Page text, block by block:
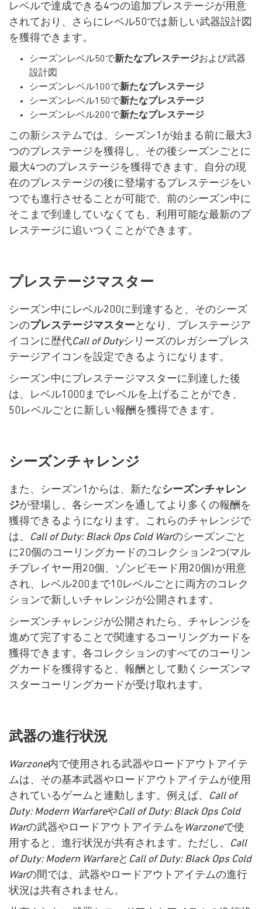
レベルで達成できる4つの追加プレステージが用意
されており、さらにレベル50では新しい武器設計図
を獲得できます。
シーズンレベル50で新たなプレステージおよび武器
設計図
シーズンレベル100で新たなプレステージ
シーズンレベル150で新たなプレステージ
シーズンレベル200で新たなプレステージ
この新システムでは、シーズン1が始まる前に最大3
つのプレステージを獲得し、その後シーズンごとに
最大4つのプレステージを獲得できます。自分の現
在のプレステージの後に登場するプレステージをい
つでも進行させることが可能で、前のシーズン中に
そこまで到達していなくても、利用可能な最新のプ
レステージに追いつくことができます。
プレステージマスター
シーズン中にレベル200に到達すると、そのシーズ
ンのプレステージマスターとなり、プレステージア
イコンに歴代Call of Dutyシリーズのレガシープレス
テージアイコンを設定できるようになります。
シーズン中にプレステージマスターに到達した後
は、レベル1000までレベルを上げることができ、
50レベルごとに新しい報酬を獲得できます。
シーズンチャレンジ
また、シーズン1からは、新たなシーズンチャレン
ジが登場し、各シーズンを通してより多くの報酬を
獲得できるようになります。これらのチャレンジで
は、
Call of Duty: Black Ops Cold Warのシーズンごと
に20個のコーリングカードのコレクション2つ(マル
チプレイヤー用20個、ゾンビモード用20個)が用意
され、レベル200まで10レベルごとに両方のコレク
ションで新しいチャレンジが公開されます。
シーズンチャレンジが公開されたら、チャレンジを
進めて完了することで関連するコーリングカードを
獲得できます。各コレクションのすべてのコーリン
グカードを獲得すると、報酬として動くシーズンマ
スターコーリングカードが受け取れます。
武器の進行状況
Warzone内で使用される武器やロードアウトアイテ
ムは、その基本武器やロードアウトアイテムが使用
されているゲームと連動します。例えば、
Call of
Duty: Modern WarfareやCall of Duty: Black Ops Cold
Warの武器やロードアウトアイテムを Warzoneで使
用すると、進行状況が共有されます。ただし、
Call
of Duty: Modern Warfareと Call of Duty: Black Ops Cold
Warの間では、武器やロードアウトアイテムの進行
状況は共有されません。